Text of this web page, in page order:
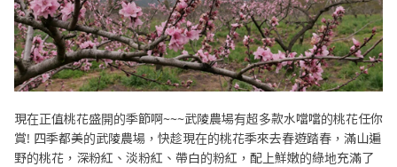
現在正值桃花盛開的季節啊~~~武陵農場有超多款水噹噹的桃花任你
賞! 四季都美的武陵農場，快趁現在的桃花季來去春遊踏春，滿山遍
野的桃花，深粉紅、淡粉紅、帶白的粉紅，配上鮮嫩的綠地充滿了